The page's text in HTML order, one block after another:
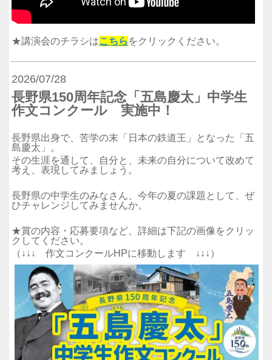
★講演会のチラシはこちら をクリックください。
2026/07/28
長野県150周年記念「五島慶太」中学生
作文コンクール 実施中！
長野県出身で、苦学の末「日本の鉄道王」となった「五
島慶太」。
その生涯を通して、自分と、未来の自分について改めて
考え、表現してみましょう。
長野県の中学生のみなさん、今年の夏の課題として、ぜ
ひチャレンジしてみませんか。
★賞の内容・応募要項など、詳細は下記の画像をクリッ
クしてください。
（ ↓↓↓作文コンクールHPに移動します ↓↓↓ ）